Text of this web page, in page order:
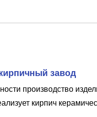
завод
производство
кирпич